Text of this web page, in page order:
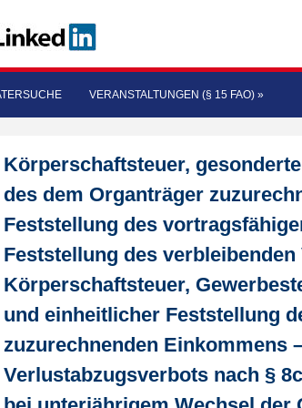
VERANSTALTUNGEN (§ 15 FAO) »
Körperschaftsteuer,
des dem Organträger
Feststellung des
Feststellung des
Körperschaftsteuer,
und einheitlicher Feststellung
zuzurechnenden Einkommens
Verlustabzugsverbots nach §